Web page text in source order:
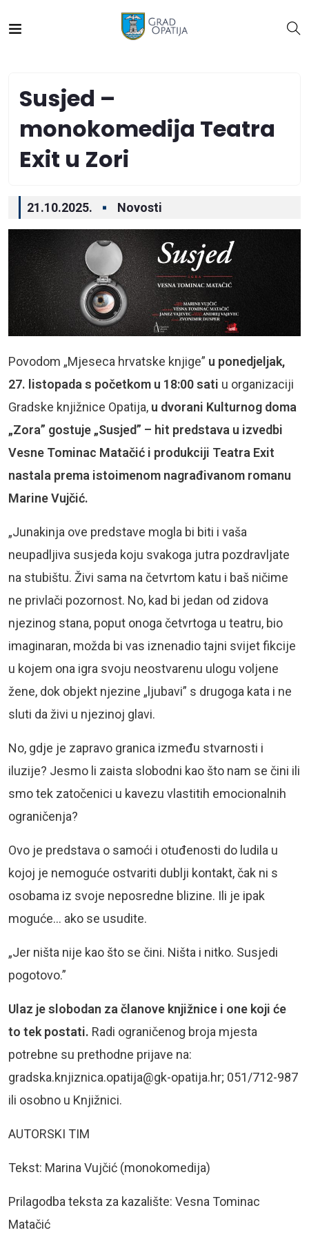
Susjed –
monokomedija Teatra
Exit u Zori
21.10.2025. Novosti
Povodom „Mjeseca hrvatske knjige” u ponedjeljak,
27. listopada s početkom u 18:00 sati u organizaciji
Gradske knjižnice Opatija, u dvorani Kulturnog doma
„Zora” gostuje „Susjed” – hit predstava u izvedbi
Vesne Tominac Matačić i produkciji Teatra Exit
nastala prema istoimenom nagrađivanom romanu
Marine Vujčić.
„Junakinja ove predstave mogla bi biti i vaša
neupadljiva susjeda koju svakoga jutra pozdravljate
na stubištu. Živi sama na četvrtom katu i baš ničime
ne privlači pozornost. No, kad bi jedan od zidova
njezinog stana, poput onoga četvrtoga u teatru, bio
imaginaran, možda bi vas iznenadio tajni svijet fikcije
u kojem ona igra svoju neostvarenu ulogu voljene
žene, dok objekt njezine „ljubavi” s drugoga kata i ne
sluti da živi u njezinoj glavi.
No, gdje je zapravo granica između stvarnosti i
iluzije? Jesmo li zaista slobodni kao što nam se čini ili
smo tek zatočenici u kavezu vlastitih emocionalnih
ograničenja?
Ovo je predstava o samoći i otuđenosti do ludila u
kojoj je nemoguće ostvariti dublji kontakt, čak ni s
osobama iz svoje neposredne blizine. Ili je ipak
moguće… ako se usudite.
„Jer ništa nije kao što se čini. Ništa i nitko. Susjedi
pogotovo.”
Ulaz je slobodan za članove knjižnice i one koji će
to tek postati. Radi ograničenog broja mjesta
potrebne su prethodne prijave na:
gradska.knjiznica.opatija@gk-opatija.hr; 051/712-987
ili osobno u Knjižnici.
AUTORSKI TIM
Tekst: Marina Vujčić (monokomedija)
Prilagodba teksta za kazalište: Vesna Tominac
Matačić